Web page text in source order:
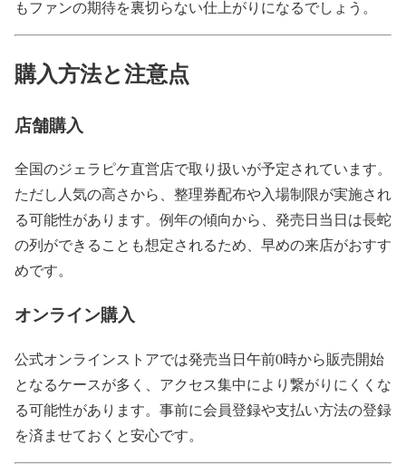
もファンの期待を裏切らない仕上がりになるでしょう。
購入方法と注意点
店舗購入
全国のジェラピケ直営店で取り扱いが予定されています。
ただし人気の高さから、整理券配布や入場制限が実施され
る可能性があります。例年の傾向から、発売日当日は長蛇
の列ができることも想定されるため、早めの来店がおすす
めです。
オンライン購入
公式オンラインストアでは発売当日午前0時から販売開始
となるケースが多く、アクセス集中により繋がりにくくな
る可能性があります。事前に会員登録や支払い方法の登録
を済ませておくと安心です。